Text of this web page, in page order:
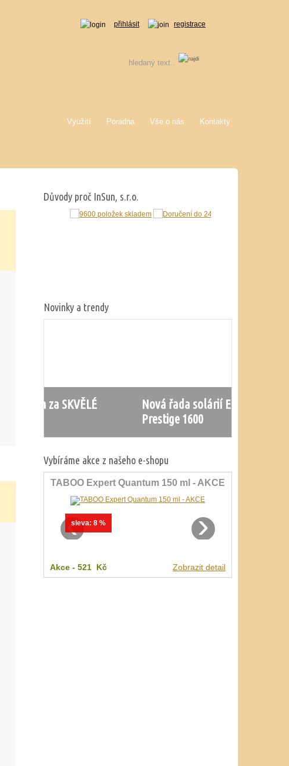
registrace
přihlásit
Kontakty
Vše o nás
Poradna
Využití
Důvody proč InSun, s.r.o.
Novinky a trendy
Nová řada solárií Ergoline
Vybíráme akce z našeho e-shopu
TABOO Expert Quantum 150 ml - AKCE
sleva: 8 %
‹ ›
Akce -521 Kč Zobrazit detail